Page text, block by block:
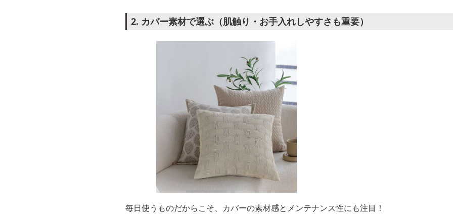
2. カバー素材で選ぶ（肌触り・お手入れしやすさも重要）
毎日使うものだからこそ、カバーの素材感とメンテナンス性にも注目！